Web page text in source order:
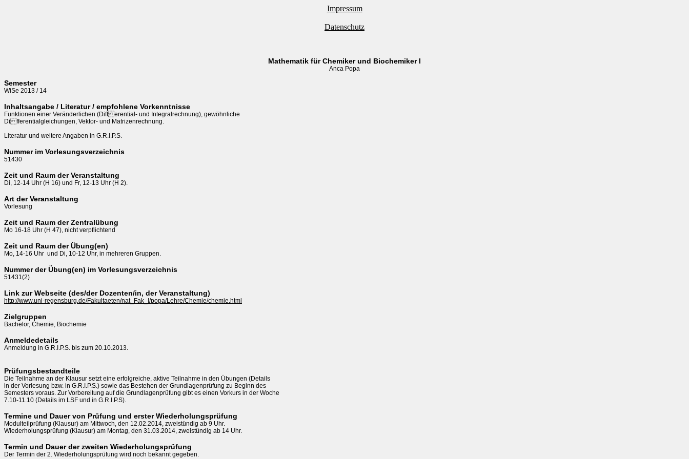
Impressum
Datenschutz
Mathematik für Chemiker und Biochemiker I
Anca Popa
Semester
WiSe 2013 / 14
Inhaltsangabe / Literatur / empfohlene Vorkenntnisse
Funktionen einer Veränderlichen (Differential- und Integralrechnung), gewöhnliche
Differentialgleichungen, Vektor- und Matrizenrechnung.
Literatur und weitere Angaben in G.R.I.P.S.
Nummer im Vorlesungsverzeichnis
51430
Zeit und Raum der Veranstaltung
Di, 12-14 Uhr (H 16) und Fr, 12-13 Uhr (H 2).
Art der Veranstaltung
Vorlesung
Zeit und Raum der Zentralübung
Mo 16-18 Uhr (H 47), nicht verpflichtend
Zeit und Raum der Übung(en)
Mo, 14-16 Uhr  und Di, 10-12 Uhr, in mehreren Gruppen.
Nummer der Übung(en) im Vorlesungsverzeichnis
51431(2)
Link zur Webseite (des/der Dozenten/in, der Veranstaltung)
http://www.uni-regensburg.de/Fakultaeten/nat_Fak_I/popa/Lehre/Chemie/chemie.html
Zielgruppen
Bachelor, Chemie, Biochemie
Anmeldedetails
Anmeldung in G.R.I.P.S. bis zum 20.10.2013.
Prüfungsbestandteile
Die Teilnahme an der Klausur setzt eine erfolgreiche, aktive Teilnahme in den Übungen (Details
in der Vorlesung bzw. in G.R.I.P.S.) sowie das Bestehen der Grundlagenprüfung zu Beginn des
Semesters voraus. Zur Vorbereitung auf die Grundlagenprüfung gibt es einen Vorkurs in der Woche
7.10-11.10 (Details im LSF und in G.R.I.P.S).
Termine und Dauer von Prüfung und erster Wiederholungsprüfung
Modulteilprüfung (Klausur) am Mittwoch, den 12.02.2014, zweistündig ab 9 Uhr.
Wiederholungsprüfung (Klausur) am Montag, den 31.03.2014, zweistündig ab 14 Uhr.
Termin und Dauer der zweiten Wiederholungsprüfung
Der Termin der 2. Wiederholungsprüfung wird noch bekannt gegeben.